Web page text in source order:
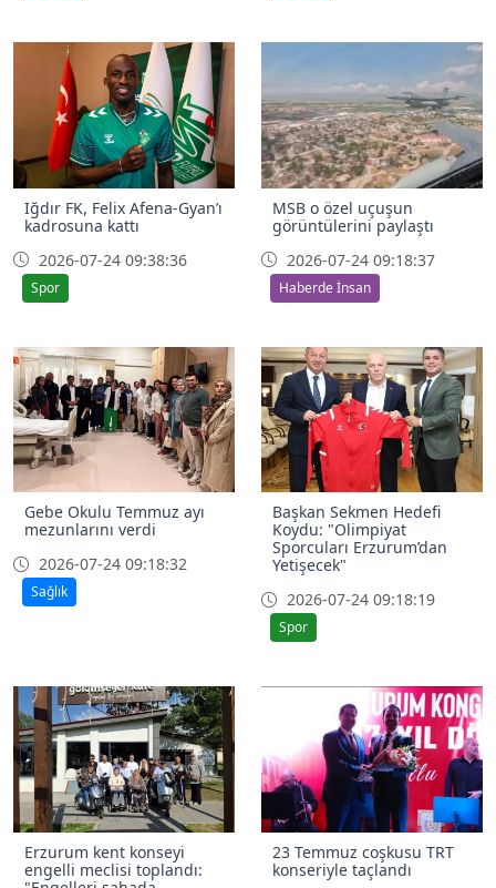
Iğdır FK, Felix Afena-Gyan’ı
kadrosuna kattı
2026-07-24 09:38:36
Spor
MSB o özel uçuşun
görüntülerini paylaştı
2026-07-24 09:18:37
Haberde İnsan
Gebe Okulu Temmuz ayı
mezunlarını verdi
2026-07-24 09:18:32
Sağlık
Başkan Sekmen Hedefi
Koydu: "Olimpiyat
Sporcuları Erzurum’dan
Yetişecek"
2026-07-24 09:18:19
Spor
Erzurum kent konseyi
engelli meclisi toplandı:
23 Temmuz coşkusu TRT
konseriyle taçlandı